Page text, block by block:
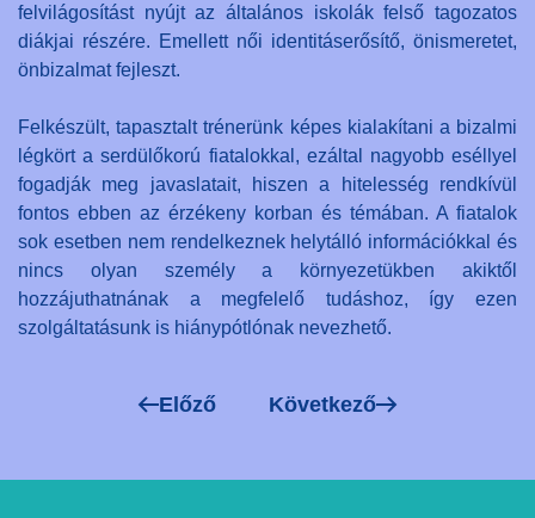
felvilágosítást nyújt az általános iskolák felső tagozatos
diákjai részére. Emellett női identitáserősítő, önismeretet,
önbizalmat fejleszt.
Felkészült, tapasztalt trénerünk képes kialakítani a bizalmi
légkört a serdülőkorú fiatalokkal, ezáltal nagyobb eséllyel
fogadják meg javaslatait, hiszen a hitelesség rendkívül
fontos ebben az érzékeny korban és témában. A fiatalok
sok esetben nem rendelkeznek helytálló információkkal és
nincs olyan személy a környezetükben akiktől
hozzájuthatnának a megfelelő tudáshoz, így ezen
szolgáltatásunk is hiánypótlónak nevezhető.
Előző Következő